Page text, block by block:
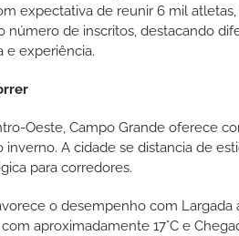
expectativa de reunir 6 mil
número de inscritos, destacando
e experiência.
Oeste, Campo Grande oferece
A cidade se distancia de
para corredores.
o desempenho com Largada
aproximadamente 17°C e